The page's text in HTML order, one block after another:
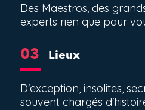
Des Maestros, des
experts rien que pour
03 Lieux
D'exception, insolites,
souvent chargés